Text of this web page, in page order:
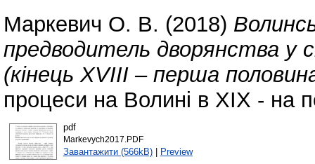
Маркевич О. В. (2018)
предводитель дворянства у
(кінець ХVІІІ – перша
процеси на Волині в ХІХ - на
pdf
Markevych2017.PDF
Завантажити (566kB)| Preview